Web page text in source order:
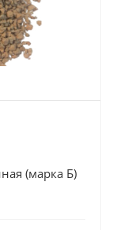
(марка Б)